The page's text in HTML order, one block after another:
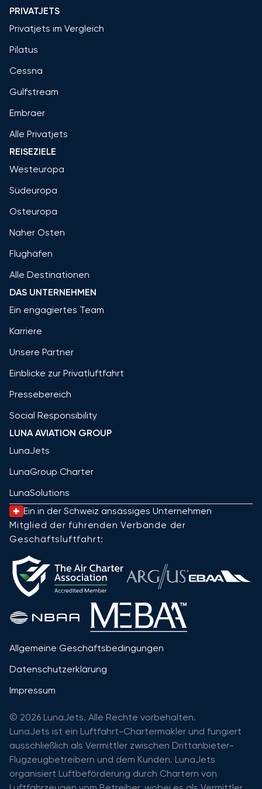
PRIVATJETS
Privatjets im Vergleich
Pilatus
Cessna
Gulfstream
Embraer
Alle Privatjets
REISEZIELE
Westeuropa
Südeuropa
Osteuropa
Naher Osten
Flughäfen
Alle Destinationen
DAS UNTERNEHMEN
Ein engagiertes Team
Karriere
Unsere Partner
Einblicke zur Privatluftfahrt
Pressebereich
Social Responsibility
LUNA AVIATION GROUP
LunaJets
LunaGroup Charter
LunaSolutions
Ein in der Schweiz ansässiges Unternehmen
Mitglied der führenden Verbände der
Geschäftsluftfahrt:
Allgemeine Geschäftsbedingungen
Datenschutzerklärung
Impressum
© 2026 LunaJets. Alle Rechte vorbehalten.
LunaJets ist ein Luftfahrt-Chartermakler und fungiert
ausschließlich als Vermittler zwischen Drittanbieter-
Flugzeugbetreibern und dem Kunden. LunaJets
organisiert Luftbeförderung durch Chartern von